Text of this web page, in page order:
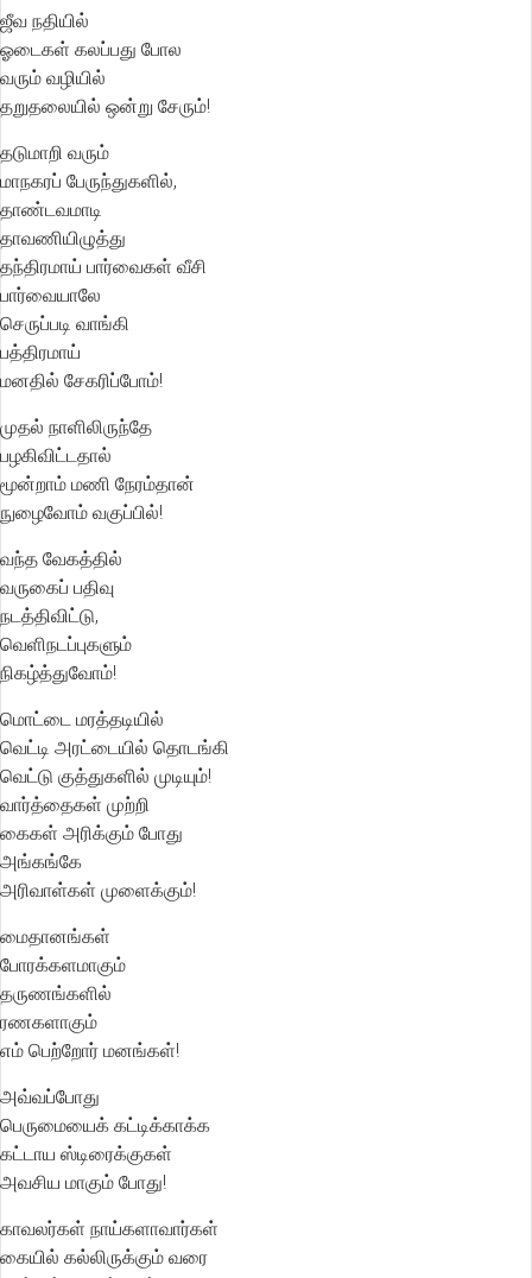
ஜீவ நதியில்
ஓடைகள் கலப்பது போல
வரும் வழியில்
தறுதலையில் ஒன்று சேரும்!
தடுமாறி வரும்
மாநகரப் பேருந்துகளில்,
தாண்டவமாடி
தாவணியிழுத்து
தந்திரமாய் பார்வைகள் வீசி
பார்வையாலே
செருப்படி வாங்கி
பத்திரமாய்
மனதில் சேகரிப்போம்!
முதல் நாளிலிருந்தே
பழகிவிட்டதால்
மூன்றாம் மணி நேரம்தான்
நுழைவோம் வகுப்பில்!
வந்த வேகத்தில்
வருகைப் பதிவு
நடத்திவிட்டு,
வெளிநடப்புகளும்
நிகழ்த்துவோம்!
மொட்டை மரத்தடியில்
வெட்டி அரட்டையில் தொடங்கி
வெட்டு குத்துகளில் முடியும்!
வார்த்தைகள் முற்றி
கைகள் அரிக்கும் போது
அங்கங்கே
அரிவாள்கள் முளைக்கும்!
மைதானங்கள்
போரக்களமாகும்
தருணங்களில்
ரணகளாகும்
எம் பெற்றோர் மனங்கள்!
அவ்வப்போது
பெருமையைக் கட்டிக்காக்க
கட்டாய ஸ்டிரைக்குகள்
அவசிய மாகும் போது!
காவலர்கள் நாய்களாவார்கள்
கையில் கல்லிருக்கும் வரை